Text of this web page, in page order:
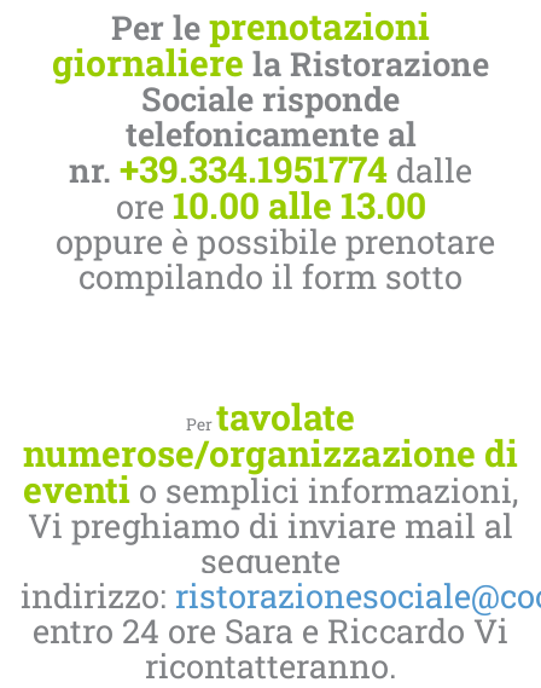
Per leprenotazioni
giornaliere la Ristorazione
Sociale risponde
telefonicamente al
nr. +39.334.1951774 dalle
ore 10.00 alle 13.00
oppure è possibile prenotare
compilando il form sotto
Pertavolate
numerose/organizzazione di
eventi o semplici informazioni,
Vi preghiamo di inviare mail al
seguente
indirizzo:
entro 24 ore Sara e Riccardo Vi
ricontatteranno.